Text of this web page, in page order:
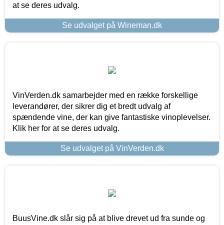
at se deres udvalg.
Se udvalget på Wineman.dk
VinVerden.dk samarbejder med en række forskellige
leverandører, der sikrer dig et bredt udvalg af
spændende vine, der kan give fantastiske vinoplevelser.
Klik her for at se deres udvalg.
Se udvalget på VinVerden.dk
BuusVine.dk slår sig på at blive drevet ud fra sunde og